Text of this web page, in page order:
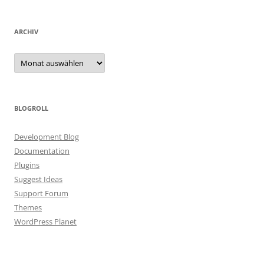
ARCHIV
Archiv
BLOGROLL
Development Blog
Documentation
Plugins
Suggest Ideas
Support Forum
Themes
WordPress Planet